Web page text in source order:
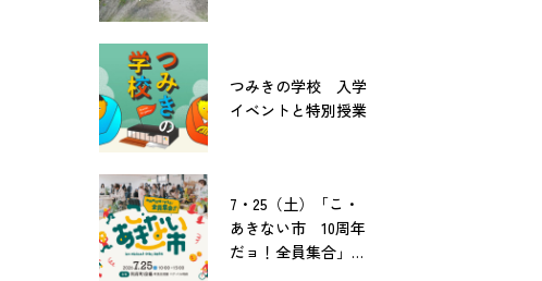
つみきの学校 入学
イベントと特別授業
7・25（土）「こ・
あきない市 10周年
だョ！全員集合」開